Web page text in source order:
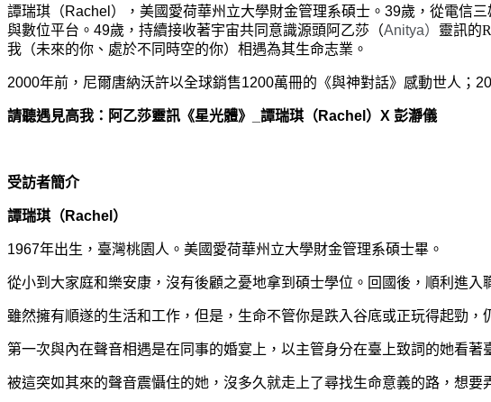
譚瑞琪（Rachel），美國愛荷華州立大學財金管理系碩士。39歲，從電信
與數位平台。49歲，持續接收著宇宙共同意識源頭阿乙莎（Anitya） 靈訊的
我（未來的你、處於不同時空的你）相遇為其生命志業。
2000年前，尼爾唐納沃許以全球銷售1200萬冊的《與神對話》感動世人；
請聽遇見高我：阿乙莎靈訊《星光體》_譚瑞琪（Rachel）X 彭瀞儀
受訪者簡介
譚瑞琪（Rachel）
1967年出生，臺灣桃園人。美國愛荷華州立大學財金管理系碩士畢。
從小到大家庭和樂安康，沒有後顧之憂地拿到碩士學位。回國後，順利進
雖然擁有順遂的生活和工作，但是，生命不管你是跌入谷底或正玩得起勁，
第一次與內在聲音相遇是在同事的婚宴上，以主管身分在臺上致詞的她看
被這突如其來的聲音震懾住的她，沒多久就走上了尋找生命意義的路，想要